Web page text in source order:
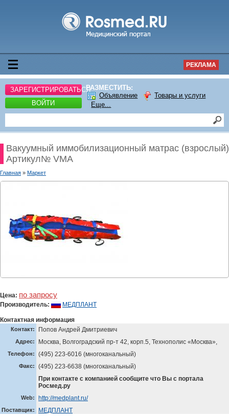
РЕКЛАМА
ЗАРЕГИСТРИРОВАТЬСЯ
ВОЙТИ
РАЗМЕСТИТЬ:
Объявление
Товары и услуги
Еще...
Вакуумный иммобилизационный матрас (взрослый)
Артикул№ VMA
Главная » Маркет
Цена: по запросу
Производитель: МЕДПЛАНТ
Контактная информация
Контакт: Попов Андрей Дмитриевич
Адрес: Москва, Волгоградский пр-т 42, корп.5, Технополис «Москва»,
Телефон: (495) 223-6016 (многоканальный)
Факс:
(495) 223-6638 (многоканальный)
При контакте с компанией сообщите что Вы с портала
Росмед.ру
Web: http://medplant.ru/
Поставщик:
МЕДПЛАНТ